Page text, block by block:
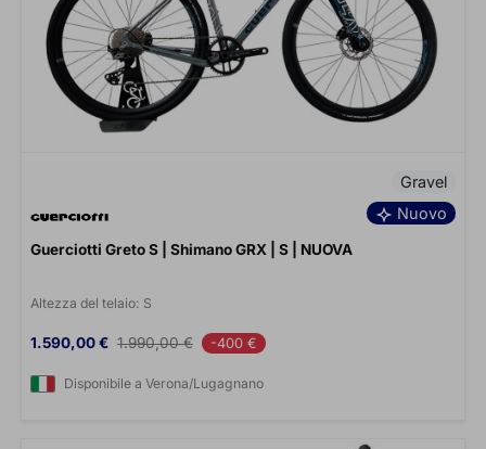
Gravel
Nuovo
Guerciotti Greto S | Shimano GRX | S | NUOVA
Altezza del telaio: S
Prezzo
1.590,00 € Prezzo base
1.990,00 € -400 €
Disponibile a Verona/Lugagnano